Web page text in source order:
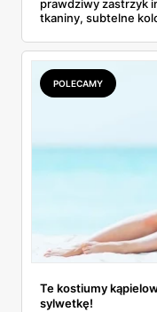
prawdziwy zastrzyk
tkaniny, subtelne
przygotowała
klasyki, jak i osoby
siebie. Od sukienek,
wiosna jeszcze
Sprawdźmy, na
POLECAMY
Te kostiumy
sylwetkę!